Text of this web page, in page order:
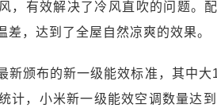
，有效解决了冷风直吹的问题。
差，达到了全屋自然凉爽的效果。
新颁布的新一级能效标准，其中
计，小米新一级能效空调数量达